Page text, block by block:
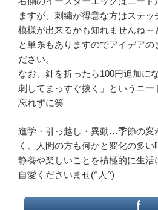
ますが、刺繍が得意な方はステ
模様が出来るかも知れませんね
と単糸もありますのでアイデアの
ださい。
なお、針を折ったら100円追加に
刺してまっすぐ抜く」というニー
忘れずに笑
進学・引っ越し・異動…季節の変
く、人間の方も何かと変化の多い
静養や楽しいことを積極的に生
自愛くださいませ(^人^)